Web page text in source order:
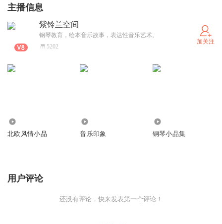
主播信息
紫铃兰空间
钢琴教育，绘本音乐故事，表达性音乐艺术。
5202
加关注
北欧风情小品 音乐印象 钢琴小品集
用户评论
还没有评论，快来发表第一个评论！